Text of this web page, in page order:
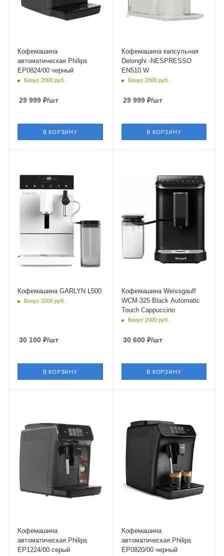
1.3 м
Кофемашина
автоматическая Philips
EP0824/00 черный
Бонус 2000 руб.
29 999 ₽/шт
В КОРЗИНУ
Кофемашина капсульная
Delonghi -NESPRESSO
EN510.W
Бонус 2000 руб.
29 999₽/шт
В КОРЗИНУ
Мощность
1350 Вт
1.03 м
Глубина
Кофемашина GARLYN L500
Бонус 2000 руб.
30 100 ₽/шт
В КОРЗИНУ
1.2 м
Кофемашина Weissgauff
WCM-325 Black Automatic
Touch Cappuccino
Бонус 2000 руб.
30 600₽/шт
В КОРЗИНУ
Кофемашина
автоматическая Philips
EP1224/00 серый
Мощность
1500 Вт
Длина сетевого шнура
1 м
Глубина
43.3 см
Кофемашина
автоматическая Philips
EP0820/00 черный